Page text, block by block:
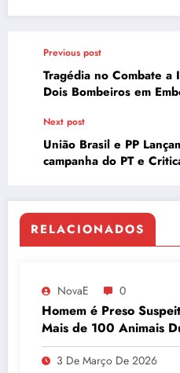
Previous post
Tragédia no Combate a
Dois Bombeiros em
Next post
União Brasil e PP
campanha do PT e
RELACIONADOS
NovaE 0
Homem é Preso
Mais de 100 Animais
3 De Março De 2026